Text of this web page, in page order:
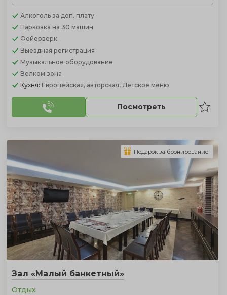
Алкоголь за доп. плату
Парковка на 30 машин
Фейерверк
Выездная регистрация
Музыкальное оборудование
Велком зона
Кухня: Европейская, авторская, Детское меню
Посмотреть
Зал «Малый банкетный»
Отдых
Подарок за бронирование